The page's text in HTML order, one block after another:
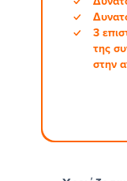
3
της
στην